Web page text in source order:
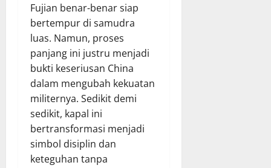
Fujian benar-benar siap
bertempur di samudra
luas. Namun, proses
panjang ini justru menjadi
bukti keseriusan China
dalam mengubah kekuatan
militernya. Sedikit demi
sedikit, kapal ini
bertransformasi menjadi
simbol disiplin dan
keteguhan tanpa